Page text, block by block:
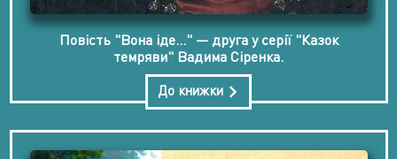
Повість "Вона іде..." — друга у серії "Казок
темряви" Вадима Сіренка.
До книжки